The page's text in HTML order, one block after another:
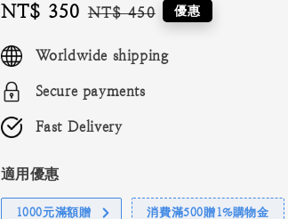
Sale
NT$ 350 Regular
NT$ 450 優惠
Worldwide shipping
Secure payments
Fast Delivery
適用優惠
1000元滿額贈 消費滿500贈1%購物金